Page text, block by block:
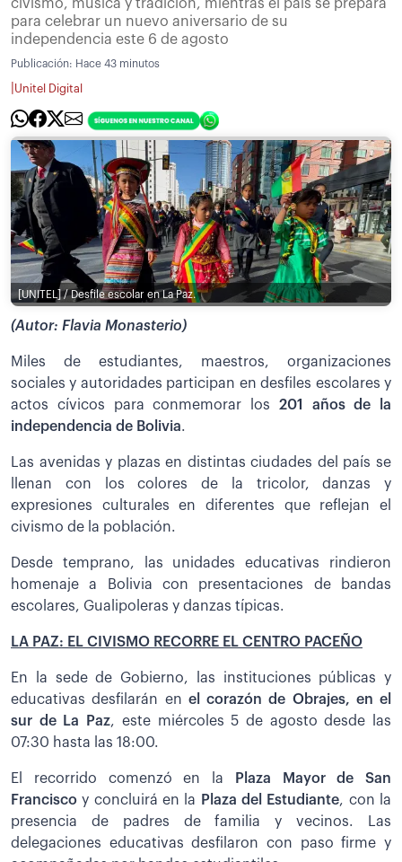
civismo, música y tradición, mientras el país se prepara
para celebrar un nuevo aniversario de su
independencia este 6 de agosto
Publicación: Hace 43 minutos
Unitel Digital
[UNITEL] / Desfile escolar en La Paz.
(Autor: Flavia Monasterio)
Miles de estudiantes, maestros, organizaciones
sociales y autoridades participan en desfiles escolares y
actos cívicos para conmemorar los 201 años de la
independencia de Bolivia.
Las avenidas y plazas en distintas ciudades del país se
llenan con los colores de la tricolor, danzas y
expresiones culturales en diferentes que reflejan el
civismo de la población.
Desde temprano, las unidades educativas rindieron
homenaje a Bolivia con presentaciones de bandas
escolares, Gualipoleras y danzas típicas.
LA PAZ: EL CIVISMO RECORRE EL CENTRO PACEÑO
En la sede de Gobierno, las instituciones públicas y
educativas desfilarán en el corazón de Obrajes, en el
sur de La Paz, este miércoles 5 de agosto desde las
07:30 hasta las 18:00.
El recorrido comenzó en la
Plaza Mayor de San
Francisco y concluirá en la Plaza del Estudiante, con la
presencia de padres de familia y vecinos. Las
delegaciones educativas desfilaron con paso firme y